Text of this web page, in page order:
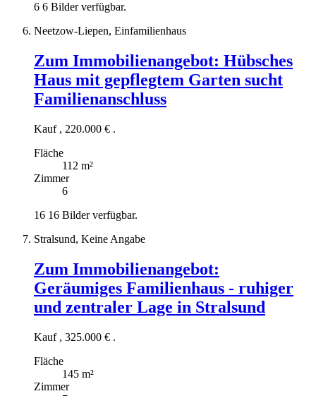
6 6 Bilder verfügbar.
Neetzow-Liepen, Einfamilienhaus
Zum Immobilienangebot: Hübsches
Haus mit gepflegtem Garten sucht
Familienanschluss
Kauf , 220.000 € .
Fläche
112 m²
Zimmer
6
16 16 Bilder verfügbar.
Stralsund, Keine Angabe
Zum Immobilienangebot:
Geräumiges Familienhaus - ruhiger
und zentraler Lage in Stralsund
Kauf , 325.000 € .
Fläche
145 m²
Zimmer